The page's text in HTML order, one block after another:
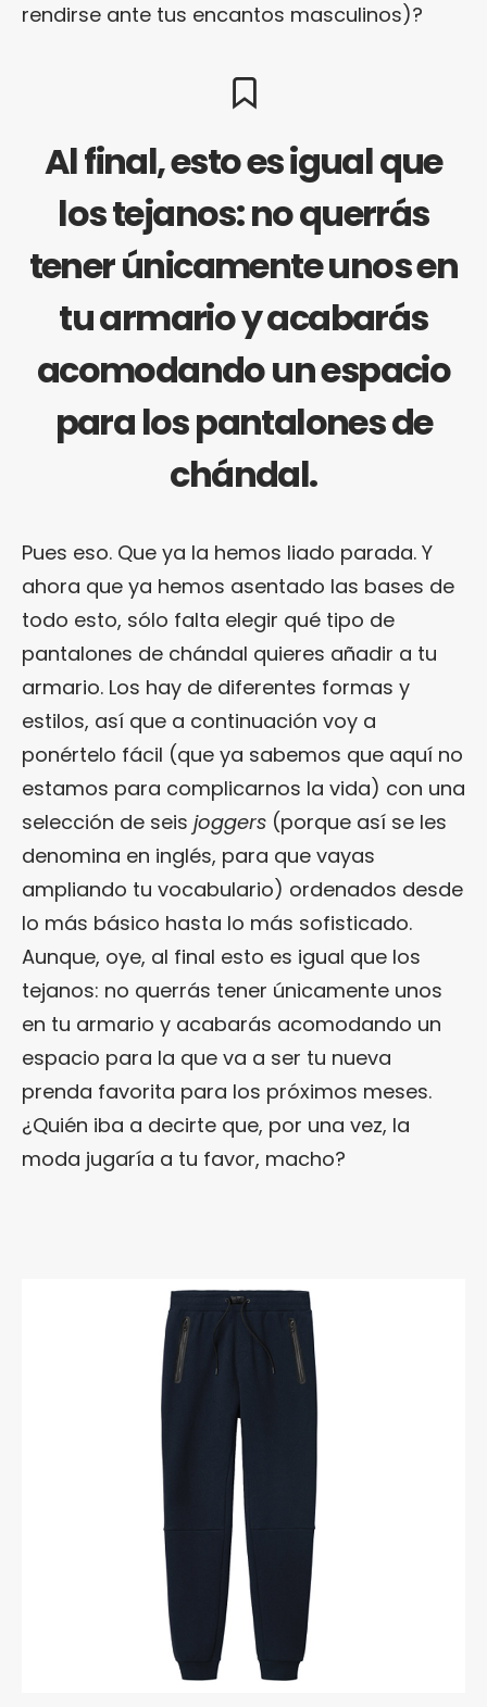
rendirse ante tus encantos masculinos)?
Al final, esto es igual que
los tejanos: no querrás
tener únicamente unos en
tu armario y acabarás
acomodando un espacio
para los pantalones de
chándal.
Pues eso. Que ya la hemos liado parada. Y
ahora que ya hemos asentado las bases de
todo esto, sólo falta elegir qué tipo de
pantalones de chándal quieres añadir a tu
armario. Los hay de diferentes formas y
estilos, así que a continuación voy a
ponértelo fácil (que ya sabemos que aquí no
estamos para complicarnos la vida) con una
selección de seis joggers (porque así se les
denomina en inglés, para que vayas
ampliando tu vocabulario) ordenados desde
lo más básico hasta lo más sofisticado.
Aunque, oye, al final esto es igual que los
tejanos: no querrás tener únicamente unos
en tu armario y acabarás acomodando un
espacio para la que va a ser tu nueva
prenda favorita para los próximos meses.
¿Quién iba a decirte que, por una vez, la
moda jugaría a tu favor, macho?